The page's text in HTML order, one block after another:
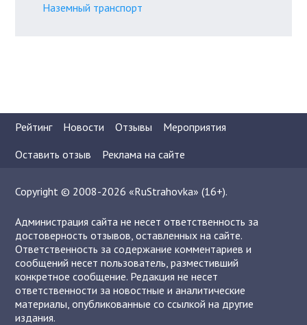
Наземный транспорт
Рейтинг Новости Отзывы
Мероприятия
Оставить отзыв
Реклама на сайте
Copyright © 2008-2026 «RuStrahovka» (16+).
Администрация сайта не несет ответственность за
достоверность отзывов, оставленных на сайте.
Ответственность за содержание комментариев и
сообщений несет пользователь, разместивший
конкретное сообщение. Редакция не несет
ответственности за новостные и аналитические
материалы, опубликованные со ссылкой на другие
издания.